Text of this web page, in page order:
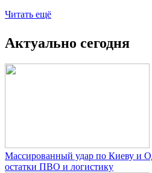
Читать ещё
Актуально сегодня
Массированный удар по Киеву и
остатки ПВО и логистику